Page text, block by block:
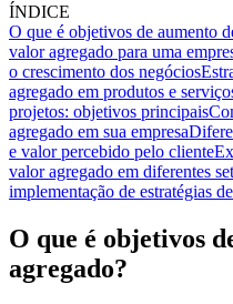
ÍNDICE
O que é objetivos de aumento
valor agregado para uma
o crescimento dos negócios
agregado em produtos e
projetos: objetivos principais
agregado em sua empresa
e valor percebido pelo cliente
valor agregado em diferentes
implementação de estratégias
O que é objetivos
agregado?